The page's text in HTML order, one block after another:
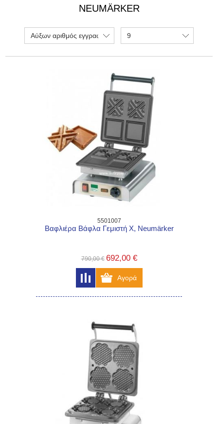
NEUMÄRKER
Αύξων αριθμός εγγραφής 9
5501007
Βαφλιέρα Βάφλα Γεμιστή Χ, Neumärker
790,00 € 692,00 €